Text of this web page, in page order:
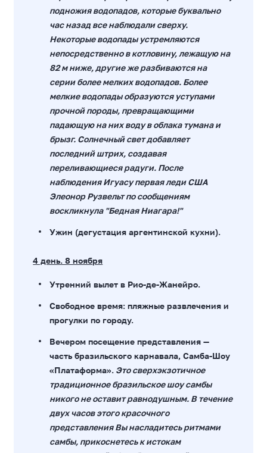
подножия водопадов, которые буквально
час назад все наблюдали сверху.
Некоторые водопады устремляются
непосредственно в котловину, лежащую на
82 м ниже, другие же разбиваются на
серии более мелких водопадов. Более
мелкие водопады образуются уступами
прочной породы, превращающими
падающую на них воду в облака тумана и
брызг. Солнечный свет добавляет
последний штрих, создавая
переливающиеся радуги. После
наблюдения Игуасу первая леди США
Элеонор Рузвельт по сообщениям
воскликнула "Бедная Ниагара!"
Ужин (дегустация аргентинской кухни).
4 день. 8 ноября
Утренний вылет в Рио-де-Жанейро.
Свободное время: пляжные развлечения и
прогулки по городу.
Вечером посещение представления —
часть бразильского карнавала, Самба-Шоу
«Платаформа». Это сверхэкзотичное
традиционное бразильское шоу самбы
никого не оставит равнодушным. В течение
двух часов этого красочного
представления Вы насладитесь ритмами
самбы, прикоснетесь к истокам